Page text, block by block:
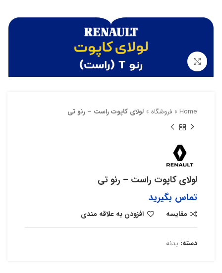
Home
» فروشگاه » لولای کاپوت راست – رنو تی
لولای کاپوت راست – رنو تی
تماس بگیرید
مقایسه افزودن به علاقه مندی
دسته: بدنه